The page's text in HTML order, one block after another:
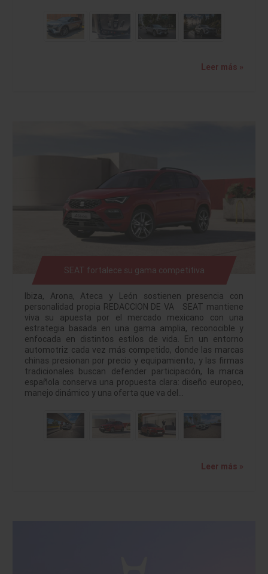
Leer más »
SEAT fortalece su gama competitiva
Ibiza, Arona, Ateca y León sostienen presencia con
personalidad propia REDACCION DE VA SEAT mantiene
viva su apuesta por el mercado mexicano con una
estrategia basada en una gama amplia, reconocible y
enfocada en distintos estilos de vida. En un entorno
automotriz cada vez más competido, donde las marcas
chinas presionan por precio y equipamiento, y las firmas
tradicionales buscan defender participación, la marca
española conserva una propuesta clara: diseño europeo,
manejo dinámico y una oferta que va del…
Leer más »